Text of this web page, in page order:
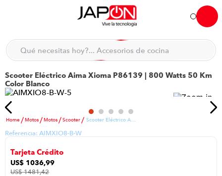
Hola... qué necesitas hoy?
Qué necesitas hoy?... Accesorios de cocina
Scooter Eléctrico Aima Xioma P86139 | 800 Watts 50 Km
Color Blanco
Motos Motos Scooter Scooter Eléctrico Aima Xioma P86139 | 800 Watts 50 Km Color Blanco
Referencia: AIMXIO8-B-W
Tarjeta Crédito
US$ 1036,99
US$1481,42
TÉRMINOS MÁS BUSCADOS
1. moto
lavadora
5 . england sound parlantes